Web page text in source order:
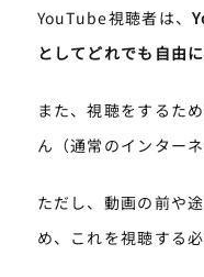
YouTube視聴者は、
としてどれでも自由
また、視聴をするた
ん（通常のインター
ただし、動画の前や
め、これを視聴する